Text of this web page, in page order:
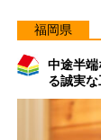
福岡県
中途半
る誠実